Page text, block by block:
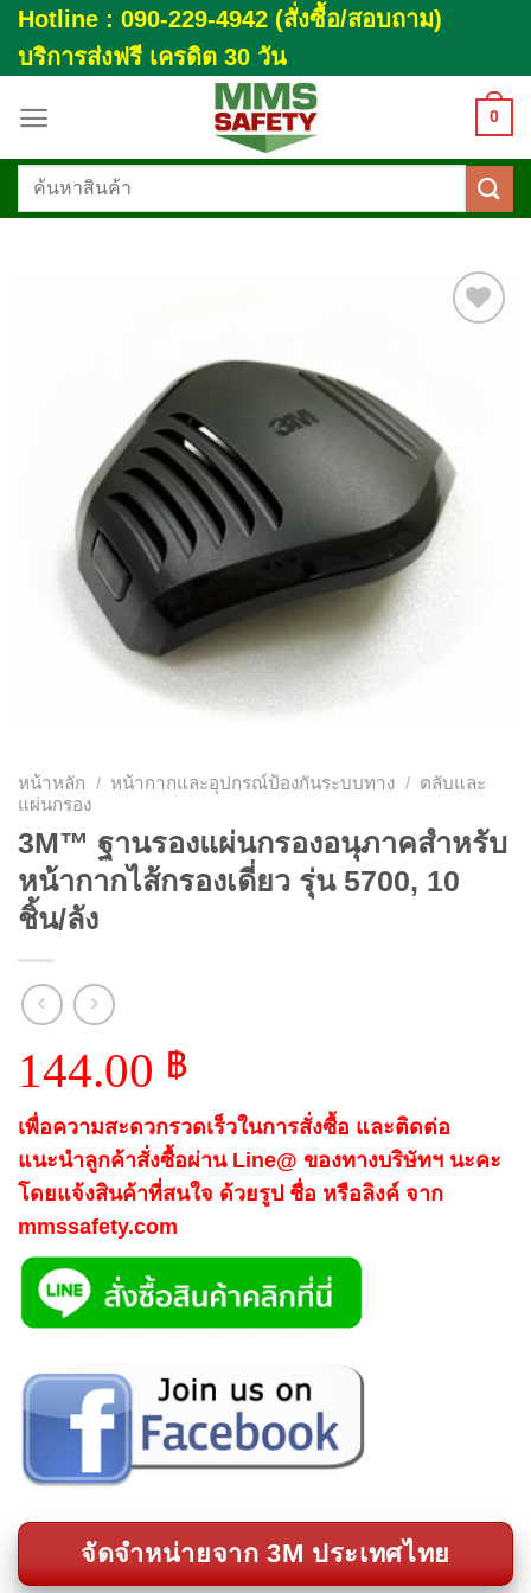
Skip
to
content
Hotline : 090-229-4942 (สั่งซื้อ/สอบถาม)
บริการส่งฟรี เครดิต 30 วัน
0
ค้นหา:
หน้าหลัก / หน้ากากและอุปกรณ์ป้องกันระบบทาง / ตลับและ
แผ่นกรอง
3M™ ฐานรองแผ่นกรองอนุภาคสำหรับ
หน้ากากไส้กรองเดี่ยว รุ่น 5700, 10
ชิ้น/ลัง
144.00 ฿
เพื่อความสะดวกรวดเร็วในการสั่งซื้อ และติดต่อ
แนะนำลูกค้าสั่งซื้อผ่าน Line@ ของทางบริษัทฯ นะคะ
โดยแจ้งสินค้าที่สนใจ ด้วยรูป ชื่อ หรือลิงค์ จาก
mmssafety.com
จัดจำหน่ายจาก 3M ประเทศไทย